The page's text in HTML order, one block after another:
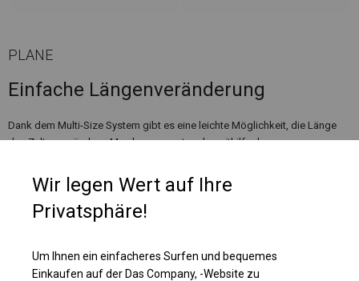
PLANE
Einfache Längenveränderung
Dank dem Multi-Size System gibt es eine leichte Möglichkeit, die Länge
des Zeltes zu ändern. Man kann es entweder mithilfe des
Segmente eliminieren. Die Erweiterungssets sind in 1m oder 2m erhältlich.
Wir legen Wert auf Ihre
Privatsphäre!
Um Ihnen ein einfacheres Surfen und bequemes
Einkaufen auf der Das Company, -Website zu